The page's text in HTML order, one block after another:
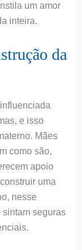
um amor
inteira.
da
e isso
Mães
como são,
apoio
uma
nesse
sintam seguras